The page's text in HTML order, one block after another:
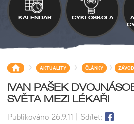
KALENDÁŘ CYKLOŠKOLA
> AKTUALITY > ČLÁNKY >
IVAN PAŠEK
SVĚTA MEZI LÉKAŘI
Publikováno 26.9.11 | Sdílet: